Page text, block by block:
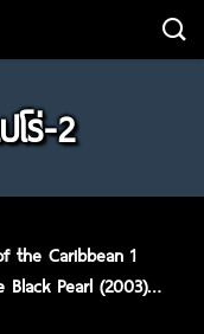
ร่-2
the Caribbean 1
Pearl (2003)
สยองโลก